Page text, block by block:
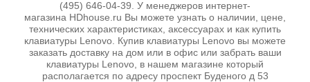
(495) 646-04-39. У менеджеров интернет-
магазина HDhouse.ru Вы можете узнать о наличии, цене,
технических характеристиках, аксессуарах и как купить
клавиатуры Lenovo. Купив клавиатуры Lenovo вы можете
заказать доставку на дом или в офис или забрать ваши
клавиатуры Lenovo, в нашем магазине который
располагается по адресу проспект Буденого д 53